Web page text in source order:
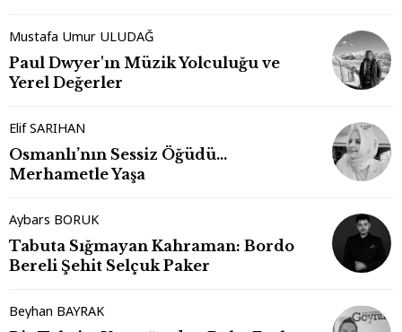
Mustafa Umur ULUDAĞ
Paul Dwyer'ın Müzik Yolculuğu ve
Yerel Değerler
Elif SARIHAN
Osmanlı’nın Sessiz Öğüdü…
Merhametle Yaşa
Aybars BORUK
Tabuta Sığmayan Kahraman: Bordo
Bereli Şehit Selçuk Paker
Beyhan BAYRAK